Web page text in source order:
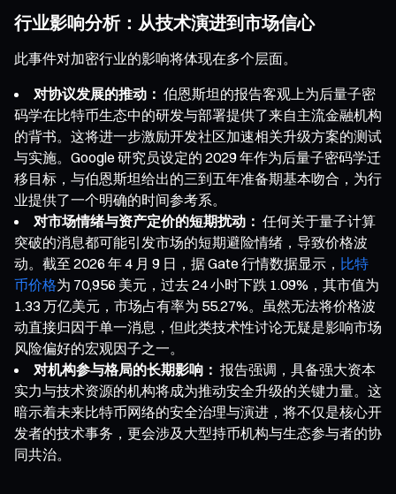
行业影响分析：从技术演进到市场信心
此事件对加密行业的影响将体现在多个层面。
对协议发展的推动： 伯恩斯坦的报告客观上为后量子密
码学在比特币生态中的研发与部署提供了来自主流金融机构
的背书。这将进一步激励开发社区加速相关升级方案的测试
与实施。Google 研究员设定的 2029 年作为后量子密码学迁
移目标，与伯恩斯坦给出的三到五年准备期基本吻合，为行
业提供了一个明确的时间参考系。
对市场情绪与资产定价的短期扰动： 任何关于量子计算
突破的消息都可能引发市场的短期避险情绪，导致价格波
动。截至 2026 年 4 月 9 日，据 Gate 行情数据显示， 比特
币价格为 70,956 美元，过去 24 小时下跌 1.09%，其市值为
1.33 万亿美元，市场占有率为 55.27%。虽然无法将价格波
动直接归因于单一消息，但此类技术性讨论无疑是影响市场
风险偏好的宏观因子之一。
对机构参与格局的长期影响： 报告强调，具备强大资本
实力与技术资源的机构将成为推动安全升级的关键力量。这
暗示着未来比特币网络的安全治理与演进，将不仅是核心开
发者的技术事务，更会涉及大型持币机构与生态参与者的协
同共治。